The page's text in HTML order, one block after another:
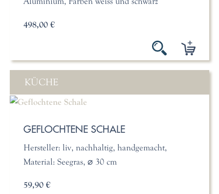
498,00 €
KÜCHE
GEFLOCHTENE SCHALE
Hersteller: liv, nachhaltig, handgemacht,
Material: Seegras, ⌀ 30 cm
59,90 €